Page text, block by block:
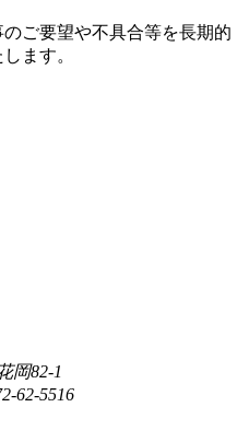
ご要望や不具合等を長期的
ます。
岡82-1
62-5516